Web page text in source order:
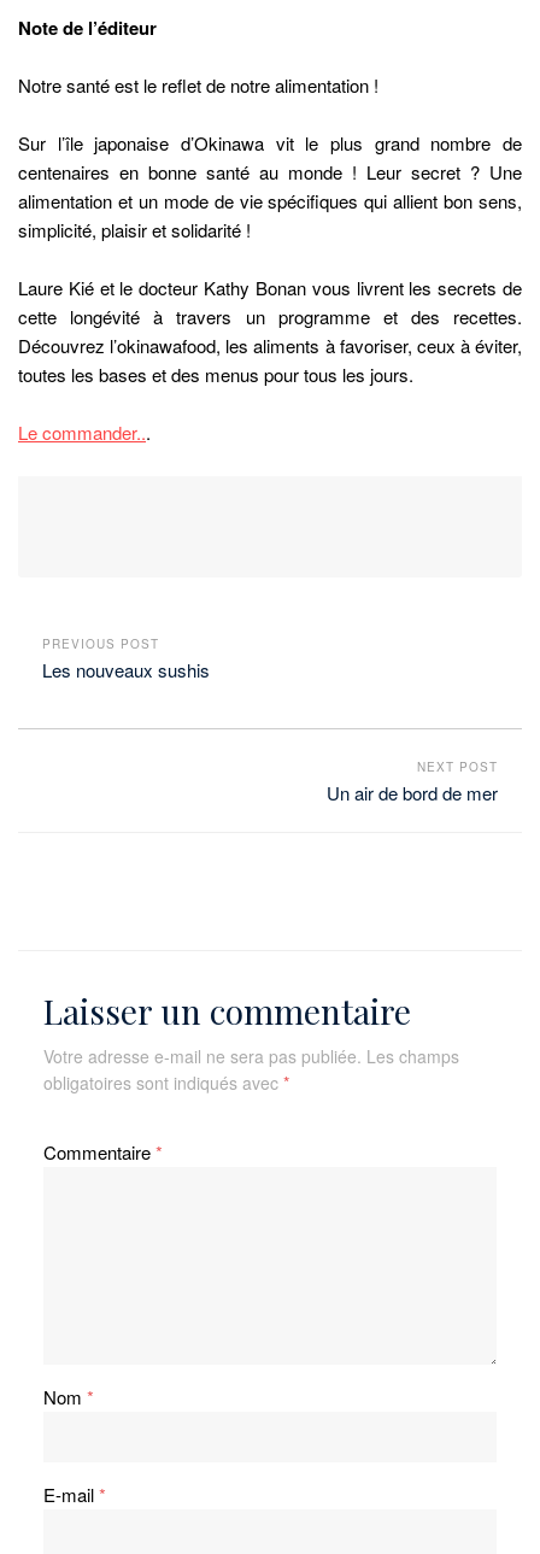
Note de l’éditeur
Notre santé est le reflet de notre alimentation !
Sur l’île japonaise d’Okinawa vit le plus grand nombre de
centenaires en bonne santé au monde ! Leur secret ? Une
alimentation et un mode de vie spécifiques qui allient bon sens,
simplicité, plaisir et solidarité !
Laure Kié et le docteur Kathy Bonan vous livrent les secrets de
cette longévité à travers un programme et des recettes.
Découvrez l’okinawafood, les aliments à favoriser, ceux à éviter,
toutes les bases et des menus pour tous les jours.
Le commander...
PREVIOUS POST
Les nouveaux sushis
NEXT POST
Un air de bord de mer
Laisser un commentaire
Votre adresse e-mail ne sera pas publiée. Les champs
obligatoires sont indiqués avec *
Commentaire*
Nom *
E-mail*